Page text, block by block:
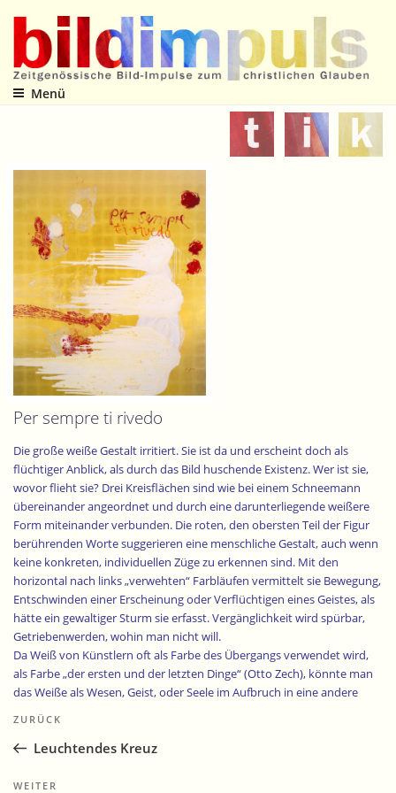
Inhalt
springen
Zeitgenössische Bild-Impulse zum christlichen Glauben
Menü
Per sempre ti rivedo
Die große weiße Gestalt irritiert. Sie ist da und erscheint doch als
flüchtiger Anblick, als durch das Bild huschende Existenz. Wer ist sie,
wovor flieht sie? Drei Kreisflächen sind wie bei einem Schneemann
übereinander angeordnet und durch eine darunterliegende weißere
Form miteinander verbunden. Die roten, den obersten Teil der Figur
berührenden Worte suggerieren eine menschliche Gestalt, auch wenn
keine konkreten, individuellen Züge zu erkennen sind. Mit den
horizontal nach links „verwehten“ Farbläufen vermittelt sie Bewegung,
Entschwinden einer Erscheinung oder Verflüchtigen eines Geistes, als
hätte ein gewaltiger Sturm sie erfasst. Vergänglichkeit wird spürbar,
Getriebenwerden, wohin man nicht will.
Da Weiß von Künstlern oft als Farbe des Übergangs verwendet wird,
als Farbe „der ersten und der letzten Dinge“ (Otto Zech), könnte man
das Weiße als Wesen, Geist, oder Seele im Aufbruch in eine andere
Existenz verstehen, während die drei festen Kugeln in der linken
können, was Geist, Wissen und Können an Spuren zurücklassen.
Der Hintergrund aus akkurat aufgetragenem Blattgold bildet zu dieser
Beitragsnavigation
Vorheriger
Beitrag
ZURÜCK
Leuchtendes Kreuz
Nächster
WEITER